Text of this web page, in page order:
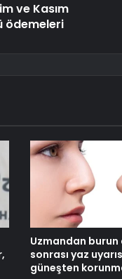
ve Kasım
ödemeleri
Uzmandan burun
sonrası yaz
güneşten